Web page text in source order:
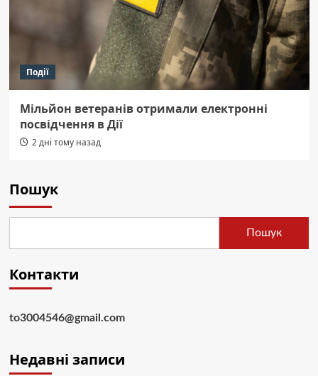
Події
Мільйон ветеранів отримали електронні
посвідчення в Дії
2 дні тому назад
Пошук
Пошук
Контакти
to3004546@gmail.com
Недавні записи